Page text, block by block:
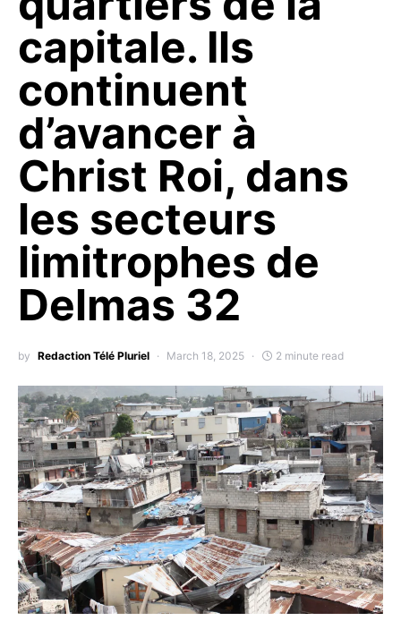
capitale. Ils
continuent
d’avancer à
Christ Roi, dans
les secteurs
limitrophes de
Delmas 32
by Redaction Télé Pluriel March 18, 2025 2 minute read